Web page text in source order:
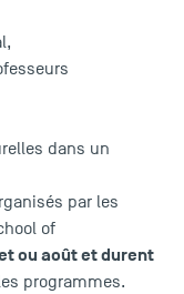
dans un
par les
of
ou août et durent
programmes.